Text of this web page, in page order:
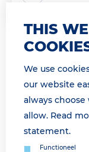
THIS
We use
our website
always
allow. Read
statement.
Functioneel